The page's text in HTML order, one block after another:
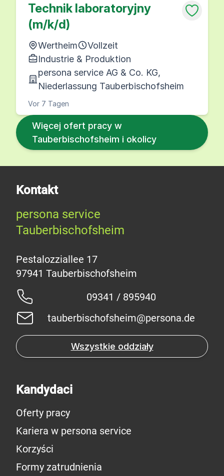
Technik laboratoryjny
(m/k/d)
Wertheim
Vollzeit
Industrie & Produktion
persona service AG & Co. KG,
Niederlassung Tauberbischofsheim
Vor 7 Tagen
Więcej ofert pracy w
Tauberbischofsheim i okolicy
Kontakt
persona service
Tauberbischofsheim
Pestalozziallee 17
09341 / 895940
tauberbischofsheim@persona.de
Wszystkie oddziały
Kandydaci
Oferty pracy
Kariera w persona service
Korzyści
Formy zatrudnienia